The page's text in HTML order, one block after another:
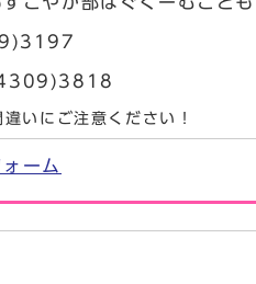
いにご注意ください！
ーム